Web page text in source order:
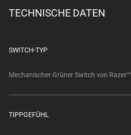
Select
the
buttons
change
main
TECHNISCHE DATEN
SWITCH-TYP
Mechanischer Grüner Switch von Razer™
TIPPGEFÜHL